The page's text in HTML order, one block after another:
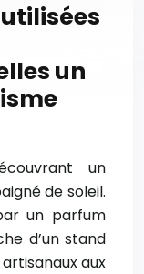
un
un
de soleil.
un parfum
d’un stand
aux